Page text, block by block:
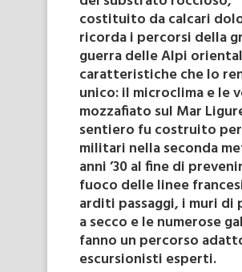
costituito da calcari
ricorda i percorsi della
guerra delle Alpi
caratteristiche che lo
unico: il microclima e le
mozzafiato sul Mar
sentiero fu costruito
militari nella seconda
anni ’30 al fine di
fuoco delle linee
arditi passaggi, i muri di
a secco e le numerose
fanno un percorso
escursionisti esperti.